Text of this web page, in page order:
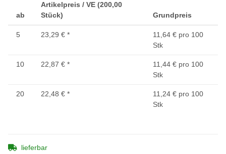
ab
Artikelpreis / VE (200,00
Stück)
Grundpreis
5 23,29 € *
11,64 € pro 100
Stk
10 22,87 € *
11,44 € pro 100
Stk
20 22,48 € *
11,24 € pro 100
Stk
lieferbar